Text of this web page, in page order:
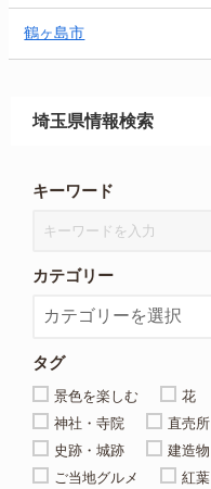
鶴ヶ島市
埼玉県情報検索
キーワード
カテゴリー
タグ
景色を楽しむ 花
神社・寺院
直売所
史跡・城跡
建造物
ご当地グルメ
紅葉